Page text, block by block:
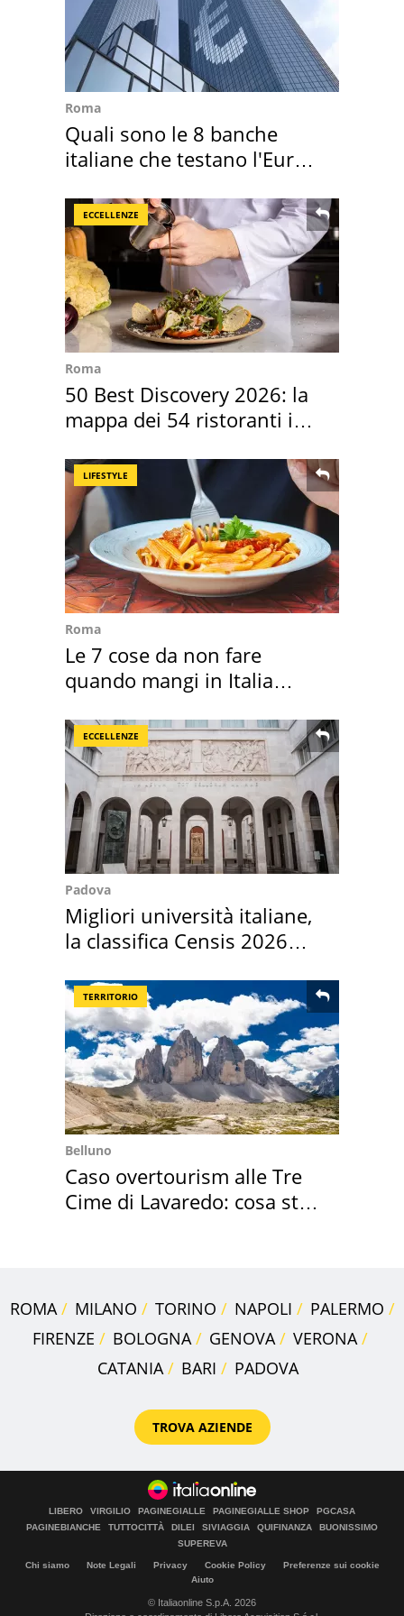
Roma
Quali sono le 8 banche
italiane che testano l'Euro
ECCELLENZE
Roma
50 Best Discovery 2026: la
mappa dei 54 ristoranti in
LIFESTYLE
Roma
Le 7 cose da non fare
quando mangi in Italia
ECCELLENZE
Padova
Migliori università italiane,
la classifica Censis 2026
TERRITORIO
Belluno
Caso overtourism alle Tre
Cime di Lavaredo: cosa sta
ROMA MILANO TORINO NAPOLI
PALERMO
FIRENZE
BOLOGNA GENOVA
VERONA
CATANIA
BARI PADOVA
TROVA AZIENDE
LIBERO VIRGILIO PAGINEGIALLE PAGINEGIALLE SHOP
PGCASA
PAGINEBIANCHE
TUTTOCITTÀ DILEI SIVIAGGIA QUIFINANZA
BUONISSIMO
SUPEREVA
Chi siamo Note Legali Privacy Cookie Policy
Preferenze sui cookie
Aiuto
© Italiaonline S.p.A. 2026